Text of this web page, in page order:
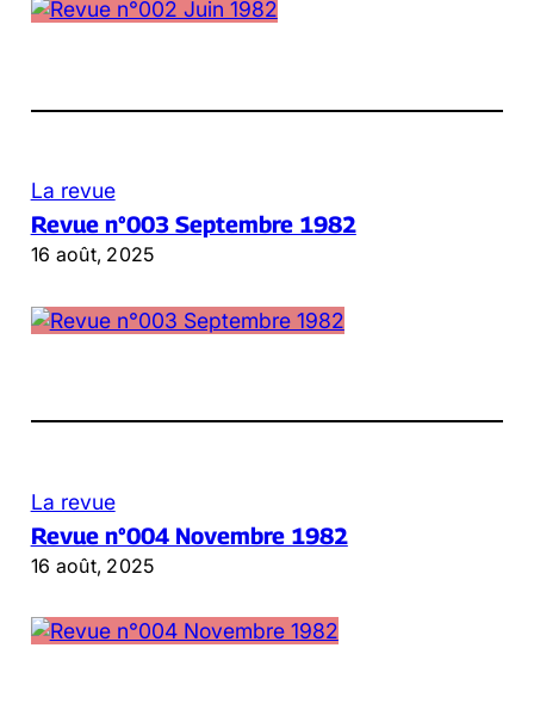
La revue
Revue n°003 Septembre 1982
16 août, 2025
La revue
Revue n°004 Novembre 1982
16 août, 2025